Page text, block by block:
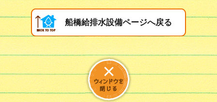
船橋給排水設備ページへ戻る